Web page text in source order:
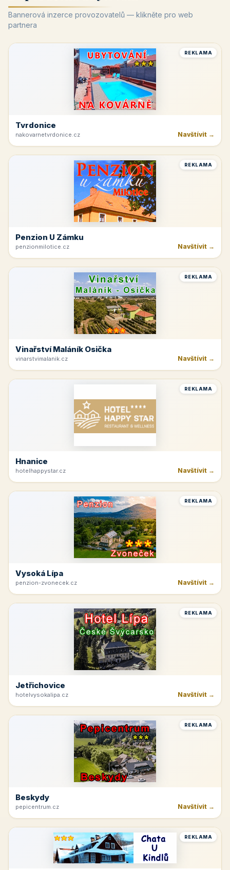
Bannerová inzerce provozovatelů — klikněte pro web
partnera
REKLAMA
Tvrdonice
nakovarnetvrdonice.cz Navštívit →
REKLAMA
Penzion U Zámku
penzionmilotice.cz Navštívit →
REKLAMA
Vinařství Maláník Osička
vinarstvimalanik.cz Navštívit →
REKLAMA
Hnanice
hotelhappystar.cz Navštívit →
REKLAMA
Vysoká Lípa
penzion-zvonecek.cz Navštívit →
REKLAMA
Jetřichovice
hotelvysokalipa.cz Navštívit →
REKLAMA
Beskydy
pepicentrum.cz Navštívit →
REKLAMA